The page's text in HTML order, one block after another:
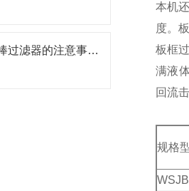
使用不锈钢钛棒过滤器的注意事项你知道有哪些么
本机
度。
板框
满液
回流
规格